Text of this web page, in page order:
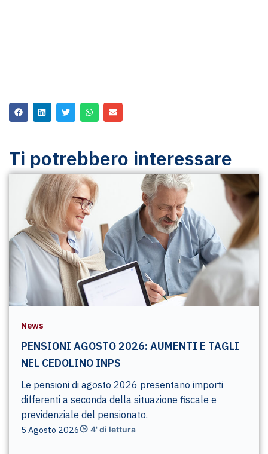
Ti potrebbero interessare
News
PENSIONI AGOSTO 2026: AUMENTI E TAGLI
NEL CEDOLINO INPS
Le pensioni di agosto 2026 presentano importi
differenti a seconda della situazione fiscale e
previdenziale del pensionato.
5 Agosto 2026 4' di lettura